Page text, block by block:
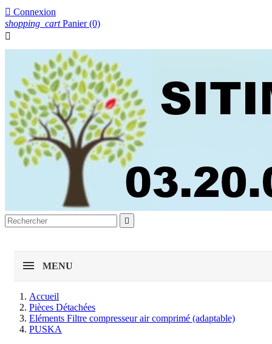
 Connexion
shopping_cart Panier (0)


MENU
Accueil
Pièces Détachées
Eléments Filtre compresseur air comprimé (adaptable)
PUSKA